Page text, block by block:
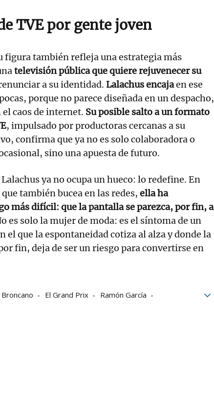
TVE por gente joven
figura también refleja una estrategia más
televisión pública que quiere rejuvenecer su
a su identidad. Lalachus encajaen ese
porque no parece diseñada en un despacho,
el caos de internet. Su posible salto a un formato
, impulsado por productoras cercanas a su
confirma que ya no es solo colaboradora o
sino una apuesta de futuro.
Lalachus ya no ocupa un hueco: lo redefine. En
también bucea en las redes, ella ha
más difícil: que la pantalla se parezca, por fin, a
es solo la mujer de moda: es el síntoma de un
el que la espontaneidad cotiza al alza y donde la
fin, deja de ser un riesgo para convertirse en
El Grand Prix
Ramón García